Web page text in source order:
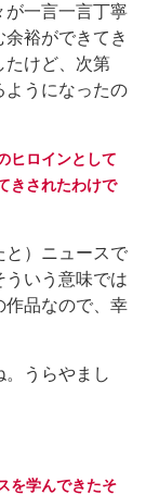
が一言一言丁寧
裕ができてき
たけど、次第
ようになったの
ヒロインとして
きされたわけで
）ニュースで
ういう意味では
作品なので、幸
うらやまし
を学んできたそ